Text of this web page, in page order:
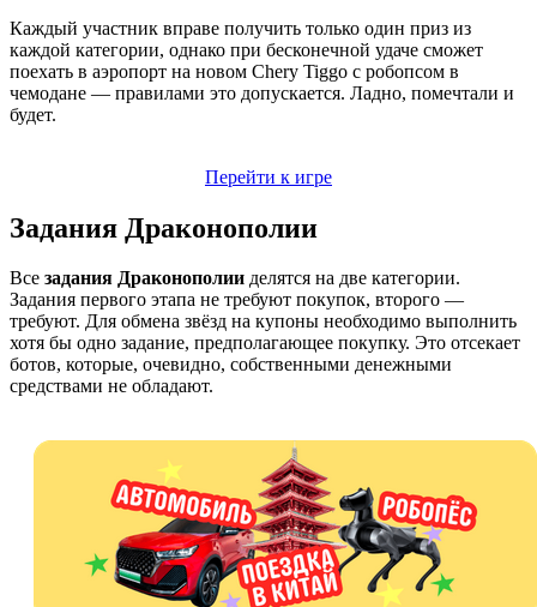
Каждый участник вправе получить только один приз из
каждой категории, однако при бесконечной удаче сможет
поехать в аэропорт на новом Chery Tiggo с робопсом в
чемодане — правилами это допускается. Ладно, помечтали и
будет.
Перейти к игре
Задания Драконополии
Все задания Драконополии делятся на две категории.
Задания первого этапа не требуют покупок, второго —
требуют. Для обмена звёзд на купоны необходимо выполнить
хотя бы одно задание, предполагающее покупку. Это отсекает
ботов, которые, очевидно, собственными денежными
средствами не обладают.